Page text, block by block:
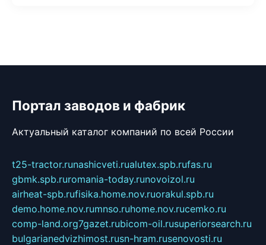
Портал заводов и фабрик
Актуальный каталог компаний по всей России
t25-tractor.runashicveti.rualutex.spb.rufas.ru
gbmk.spb.ruromania-today.runovoizol.ru
airheat-spb.rufisika.home.nov.ruorakul.spb.ru
demo.home.nov.rumnso.ruhome.nov.rucemko.ru
comp-land.org7gazet.rubicom-oil.rusuperiorsearch.ru
bulgarianedvizhimost.rusn-hram.rusenovosti.ru